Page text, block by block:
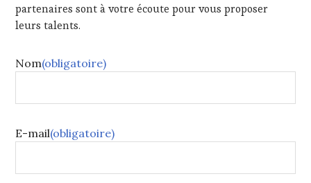
partenaires sont à votre écoute pour vous proposer
leurs talents.
Nom(obligatoire)
E-mail(obligatoire)